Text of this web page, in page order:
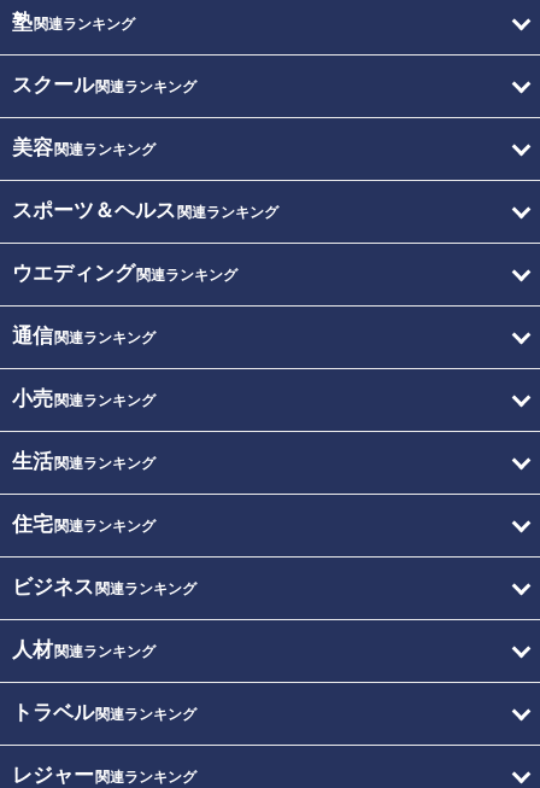
塾関連ランキング
スクール関連ランキング
美容関連ランキング
スポーツ＆ヘルス 関連ランキング
ウエディング関連ランキング
通信関連ランキング
小売関連ランキング
生活関連ランキング
住宅関連ランキング
ビジネス 関連ランキング
人材関連ランキング
トラベル関連ランキング
レジャー関連ランキング